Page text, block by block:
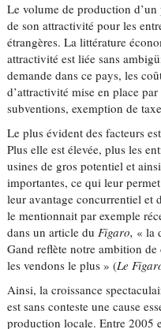
Le volume de production
de son attractivité pour les
étrangères. La littérature
attractivité est liée sans
demande dans ce pays, les
d’attractivité mise en place
subventions, exemption de
Le plus évident des facteurs
Plus elle est élevée, plus les
usines de gros potentiel et
importantes, ce qui leur
leur avantage concurrentiel et
le mentionnait par exemple
dans un article duFigaro, « la
Gand reflète notre ambition
les vendons le plus » (Le
Ainsi, la croissance
est sans conteste une cause
production locale. Entre 2005